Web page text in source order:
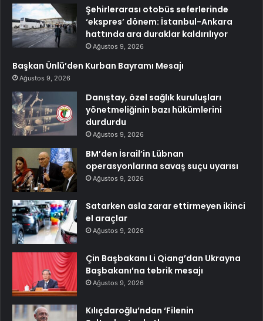
Şehirlerarası otobüs seferlerinde
‘ekspres’ dönem: İstanbul-Ankara
hattında ara duraklar kaldırılıyor
Ağustos 9, 2026
Başkan Ünlü’den Kurban Bayramı Mesajı
Ağustos 9, 2026
Danıştay, özel sağlık kuruluşları
yönetmeliğinin bazı hükümlerini
durdurdu
Ağustos 9, 2026
BM’den İsrail’in Lübnan
operasyonlarına savaş suçu uyarısı
Ağustos 9, 2026
Satarken asla zarar ettirmeyen ikinci
el araçlar
Ağustos 9, 2026
Çin Başbakanı Li Qiang’dan Ukrayna
Başbakanı’na tebrik mesajı
Ağustos 9, 2026
Kılıçdaroğlu’ndan ‘Filenin